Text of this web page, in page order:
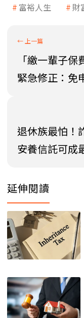
富裕人生
財
「繳一輩子
緊急修正：免
退休族最怕！
安養信託可成
延伸閱讀